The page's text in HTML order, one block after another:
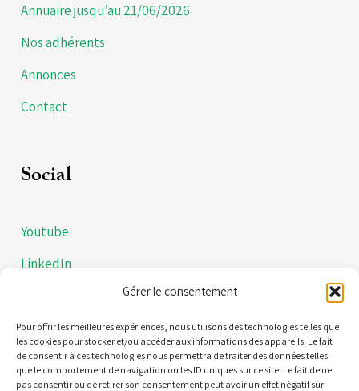
Gérer le consentement
Pour offrir les meilleures expériences, nous utilisons des technologies telles que
les cookies pour stocker et/ou accéder aux informations des appareils. Le fait
de consentir à ces technologies nous permettra de traiter des données telles
que le comportement de navigation ou les ID uniques sur ce site. Le fait de ne
pas consentir ou de retirer son consentement peut avoir un effet négatif sur
Annuaire jusqu’au 21/06/2026
Nos adhérents
Annonces
Contact
Social
Youtube
LinkedIn
Politiques de confidentialités
Mentions légales